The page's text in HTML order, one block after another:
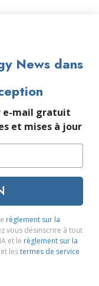
News dans
e-mail gratuit
et mises à jour
règlement sur la
vous désinscrire à tout
et le règlement sur la
lestermes de service